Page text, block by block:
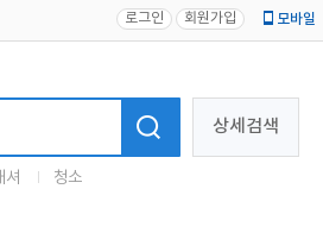
로그인 회원가입 모바일
상세검색
셔 청소